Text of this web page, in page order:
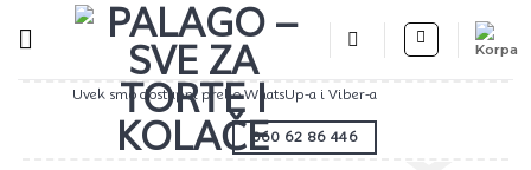
Uvek smo dostupni preko WhatsUp-a i Viber-a
060 62 86 446